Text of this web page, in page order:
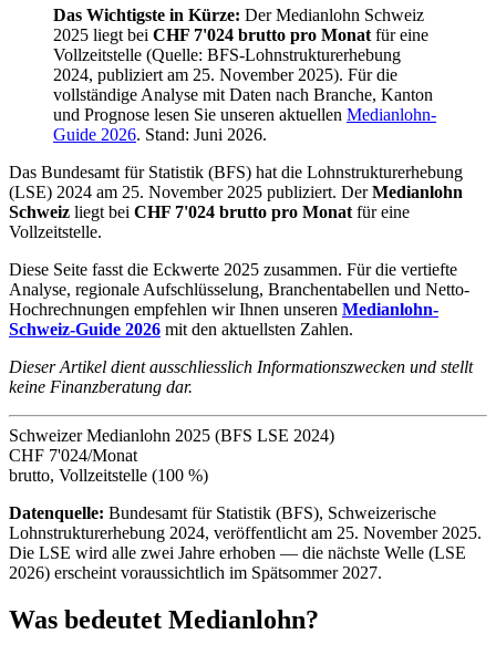
Das Wichtigste in Kürze: Der Medianlohn Schweiz
2025 liegt bei CHF 7'024 brutto pro Monat für eine
Vollzeitstelle (Quelle: BFS-Lohnstrukturerhebung
2024, publiziert am 25. November 2025). Für die
vollständige Analyse mit Daten nach Branche, Kanton
und Prognose lesen Sie unseren aktuellen Medianlohn-
Guide 2026. Stand: Juni 2026.
Das Bundesamt für Statistik (BFS) hat die Lohnstrukturerhebung
(LSE) 2024 am 25. November 2025 publiziert. DerMedianlohn
Schweiz liegt bei CHF 7'024 brutto pro Monat für eine
Vollzeitstelle.
Diese Seite fasst die Eckwerte 2025 zusammen. Für die vertiefte
Analyse, regionale Aufschlüsselung, Branchentabellen und Netto-
Hochrechnungen empfehlen wir Ihnen unseren Medianlohn-
Schweiz-Guide 2026 mit den aktuellsten Zahlen.
Dieser Artikel dient ausschliesslich Informationszwecken und stellt
keine Finanzberatung dar.
Schweizer Medianlohn 2025 (BFS LSE 2024)
CHF 7'024/Monat
brutto, Vollzeitstelle (100 %)
Datenquelle: Bundesamt für Statistik (BFS), Schweizerische
Lohnstrukturerhebung 2024, veröffentlicht am 25. November 2025.
Die LSE wird alle zwei Jahre erhoben — die nächste Welle (LSE
2026) erscheint voraussichtlich im Spätsommer 2027.
Was bedeutet Medianlohn?